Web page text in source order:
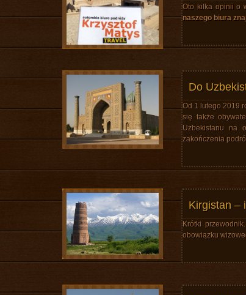
Oto kilka opinii o
naszego biura
Do
Od 1 lutego 2019
się także
Uzbekistanu na
zakończenia
Kirgistan –
Krótki
obowiązku